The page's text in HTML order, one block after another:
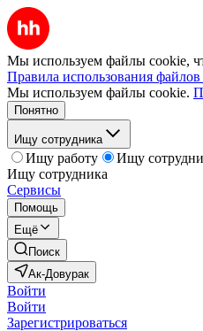
Мы используем файлы cookie,
Правила использования
Мы используем файлы cookie.
Понятно
Ищу сотрудника
Ищу работу
Ищу
Ищу сотрудника
Сервисы
Помощь
Ещё
Поиск
Ак-Довурак
Войти
Войти
Зарегистрироваться